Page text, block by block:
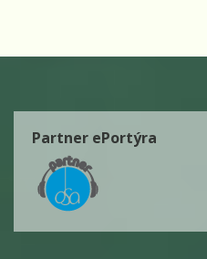
Partner ePortýra